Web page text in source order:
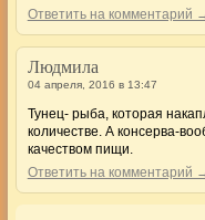
Ответить на комментарий
Людмила
04 апреля, 2016 в 13:47
Тунец- рыба, которая
количестве. А консерва-
качеством пищи.
Ответить на комментарий